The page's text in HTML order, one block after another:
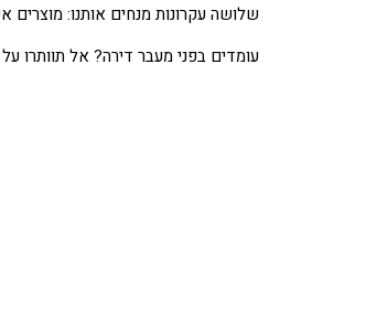
שלושה עקרונות מנחים אותנו: מוצרים
עומדים בפני מעבר דירה? אל תוותרו